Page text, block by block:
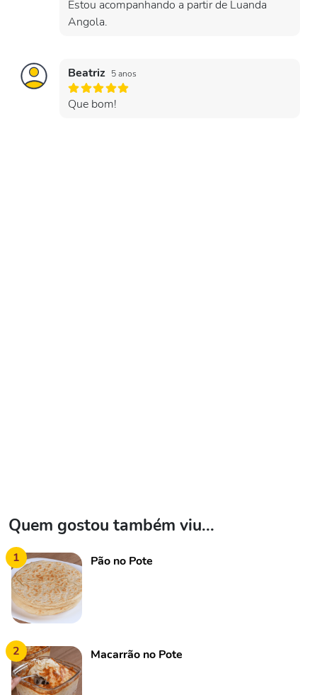
Estou acompanhando a partir de Luanda
Angola.
Beatriz 5 anos
Que bom!
Quem gostou também viu...
1 Pão no Pote
2 Macarrão no Pote